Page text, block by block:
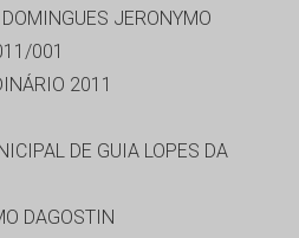
JERONYMO
001
2011
DE GUIA LOPES DA
DAGOSTIN